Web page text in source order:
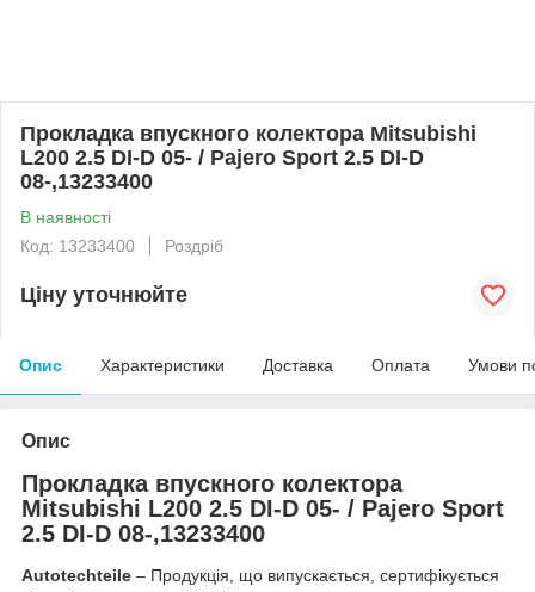
Прокладка впускного колектора Mitsubishi
L200 2.5 DI-D 05- / Pajero Sport 2.5 DI-D
08-,13233400
В наявності
Код: 13233400
Роздріб
Ціну уточнюйте
Опис Характеристики Доставка Оплата Умови
Опис
Прокладка впускного колектора
Mitsubishi L200 2.5 DI-D 05- / Pajero Sport
2.5 DI-D 08-,13233400
Autotechteile – Продукція, що випускається, сертифікується